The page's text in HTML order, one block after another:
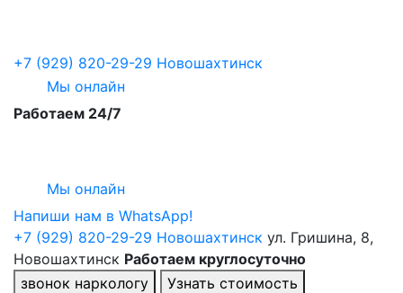
+7 (929) 820-29-29 Новошахтинск
Мы онлайн
Работаем 24/7
Мы онлайн
Напиши нам в WhatsApp!
+7 (929) 820-29-29 Новошахтинск ул. Гришина, 8,
Новошахтинск Работаем круглосуточно
звонок наркологу
Узнать стоимость